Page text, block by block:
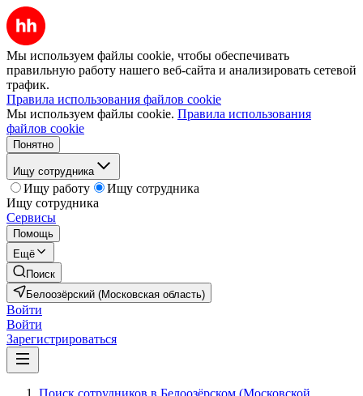
Мы используем файлы cookie, чтобы обеспечивать
правильную работу нашего веб-сайта и анализировать сетевой
трафик.
Правила использования файлов cookie
Мы используем файлы cookie. Правила использования
файлов cookie
Понятно
Ищу сотрудника
Ищу работу
Ищу сотрудника
Ищу сотрудника
Сервисы
Помощь
Ещё
Поиск
Белоозёрский (Московская область)
Войти
Войти
Зарегистрироваться
Поиск сотрудников в Белоозёрском (Московской